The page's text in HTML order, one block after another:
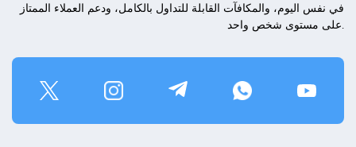
في نفس اليوم، والمكافآت القابلة للتداول بالكامل، ودعم العملاء الممتاز
على مستوى شخص واحد.